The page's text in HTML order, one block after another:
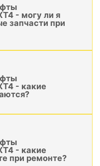
- могу ли я
запчасти при
- какие
- какие
при ремонте?